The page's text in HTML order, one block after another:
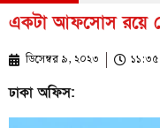
একটা আফসোস রয়ে
ডিসেম্বর ৯, ২০২৩ ১১:৩৫
ঢাকা অফিস: